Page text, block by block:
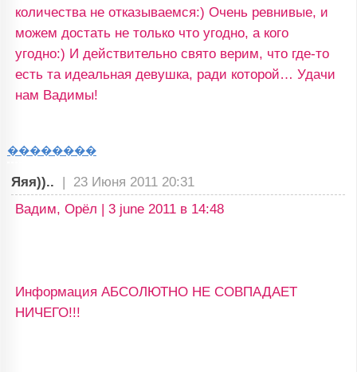
количества не отказываемся:) Очень ревнивые, и
можем достать не только что угодно, а кого
угодно:) И действительно свято верим, что где-то
есть та идеальная девушка, ради которой… Удачи
нам Вадимы!
��������
Яяя)).. | 23 Июня 2011 20:31
Вадим, Орёл | 3 june 2011 в 14:48
Информация АБСОЛЮТНО НЕ СОВПАДАЕТ
НИЧЕГО!!!